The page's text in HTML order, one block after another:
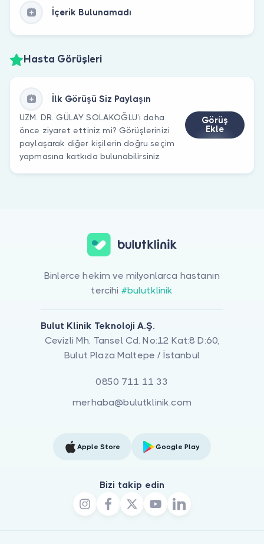
İçerik Bulunamadı
Hasta Görüşleri
İlk Görüşü Siz Paylaşın
UZM. DR. GÜLAY SOLAKOĞLU’ı daha
önce ziyaret ettiniz mi? Görüşlerinizi
paylaşarak diğer kişilerin doğru seçim
yapmasına katkıda bulunabilirsiniz.
Görüş
Ekle
Binlerce hekim ve milyonlarca hastanın
tercihi #bulutklinik
Bulut Klinik Teknoloji A.Ş.
Cevizli Mh. Tansel Cd. No:12 Kat:8 D:60,
Bulut Plaza Maltepe / İstanbul
0850 711 11 33
merhaba@bulutklinik.com
Apple Store Google Play
Bizi takip edin